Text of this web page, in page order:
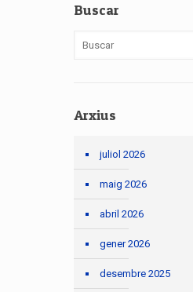
Buscar
Arxius
juliol 2026
maig 2026
abril 2026
gener 2026
desembre 2025